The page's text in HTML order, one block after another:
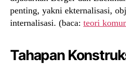
penting, yakni ekternalisasi,
internalisasi. (baca: teori
Tahapan